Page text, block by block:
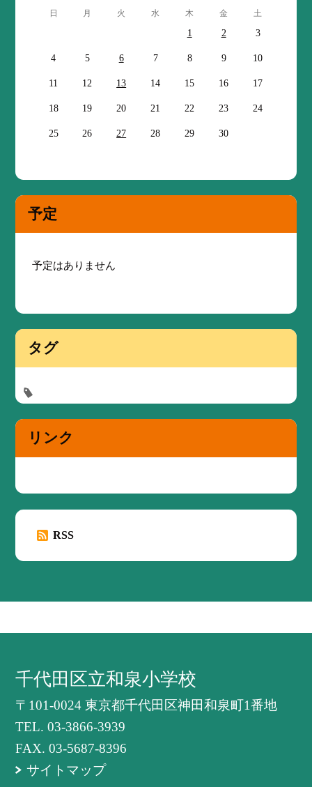
日 月 火 水 木 金 土
1 2 3
4 5 6 7 8 9 10
11 12 13 14 15 16 17
18 19 20 21 22 23 24
25 26 27 28 29 30
予定
予定はありません
タグ
リンク
RSS
千代田区立和泉小学校
〒101-0024 東京都千代田区神田和泉町1番地
TEL.03-3866-3939
FAX. 03-5687-8396
サイトマップ